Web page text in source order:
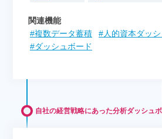
関連機能
#複数データ蓄積
#人的資本ダッ
#ダッシュボード
自社の経営戦略にあった分析ダッシュ